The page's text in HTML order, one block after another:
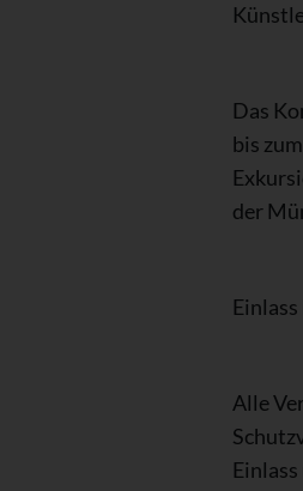
Das
bis
der
Alle